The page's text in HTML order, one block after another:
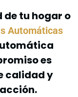
de tu hogar o
Automáticas
es
calidad y